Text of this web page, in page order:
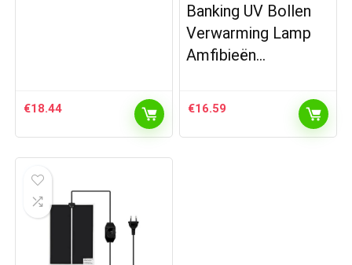
€18.44
Banking UV Bollen
Verwarming Lamp
Amfibieën…
€16.59